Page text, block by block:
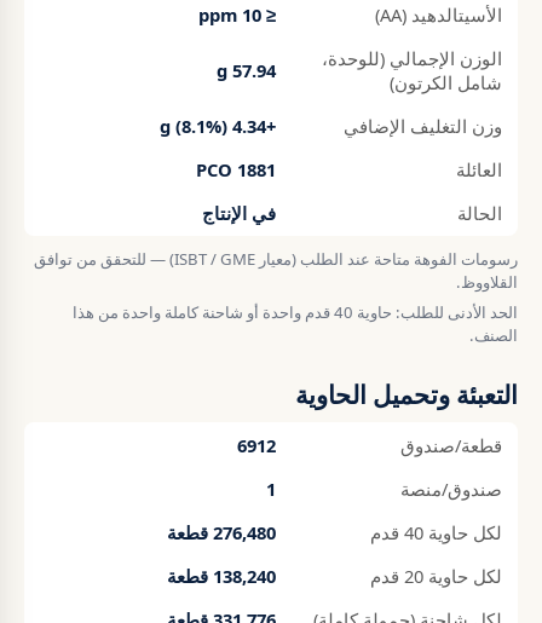
الأسيتالدهيد (AA)
≤ 10 ppm
الوزن الإجمالي (للوحدة،
شامل الكرتون)
57.94 g
وزن التغليف الإضافي
+4.34 g (8.1%)
العائلة
PCO 1881
الحالة
في الإنتاج
رسومات الفوهة متاحة عند الطلب (معيار ISBT / GME) — للتحقق من توافق
القلاووظ.
الحد الأدنى للطلب: حاوية 40 قدم واحدة أو شاحنة كاملة واحدة من هذا
الصنف.
التعبئة وتحميل الحاوية
قطعة/صندوق
6912
صندوق/منصة
1
لكل حاوية 40 قدم
276,480 قطعة
لكل حاوية 20 قدم
138,240 قطعة